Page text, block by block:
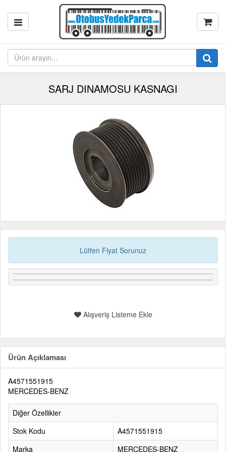
SARJ DINAMOSU KASNAGI
Lütfen Fiyat Sorunuz
Alışveriş Listeme Ekle
Ürün Açıklaması
A4571551915
MERCEDES-BENZ
Diğer Özellikler
Stok Kodu
A4571551915
Marka
MERCEDES-BENZ